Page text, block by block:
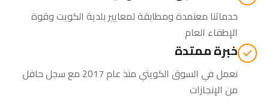
خدماتنا معتمدة ومطابقة لمعايير بلدية الكويت وقوة
الإطفاء العام
خبرة ممتدة
نعمل في السوق الكويتي منذ عام 2017 مع سجل حافل
من الإنجازات